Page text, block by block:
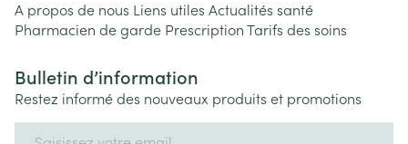
A propos de nous Liens utiles Actualités santé
Pharmacien de garde PrescriptionTarifs des soins
Bulletin d’information
Restez informé des nouveaux produits et promotions